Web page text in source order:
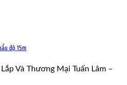
độ 15m
Và Thương Mại Tuấn Lâm –